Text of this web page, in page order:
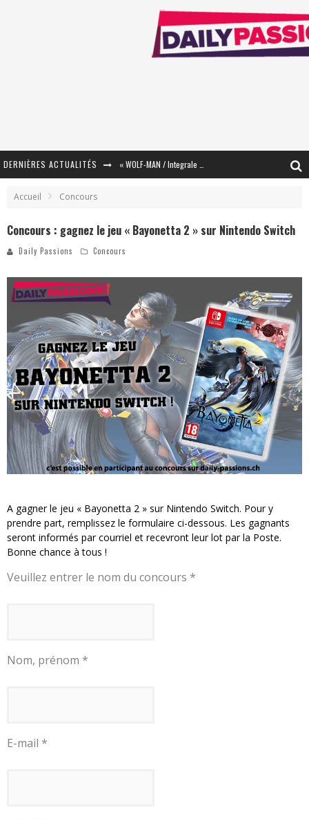
DERNIÈRES ACTUALITÉS
Star Fox
« MOFUSAND / Parler Japonais » – Des Expressions Pratiques !
« Dr Wertham / L’homme qui étudia les tueurs en série » - Un Métier à Risque !
Assassin's Creed Black Flag Resynced
« Le Vent dand les Saules » - Une Belle Histoire !
« Damn Them All » - Un duo de Choc !
Yoshi and the mysterious book
Accueil Concours
Concours : gagnez le jeu « Bayonetta 2 » sur Nintendo Switch
Daily Passions Concours
A gagner le jeu « Bayonetta 2 » sur Nintendo Switch. Pour y
prendre part, remplissez le formulaire ci-dessous. Les gagnants
seront informés par courriel et recevront leur lot par la Poste.
Bonne chance à tous !
Veuillez entrer le nom du concours *
Nom, prénom *
E-mail *